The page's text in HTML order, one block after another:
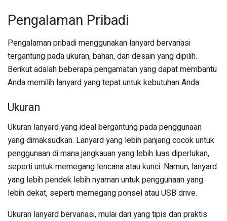
Pengalaman Pribadi
Pengalaman pribadi menggunakan lanyard bervariasi
tergantung pada ukuran, bahan, dan desain yang dipilih.
Berikut adalah beberapa pengamatan yang dapat membantu
Anda memilih lanyard yang tepat untuk kebutuhan Anda:
Ukuran
Ukuran lanyard yang ideal bergantung pada penggunaan
yang dimaksudkan. Lanyard yang lebih panjang cocok untuk
penggunaan di mana jangkauan yang lebih luas diperlukan,
seperti untuk memegang lencana atau kunci. Namun, lanyard
yang lebih pendek lebih nyaman untuk penggunaan yang
lebih dekat, seperti memegang ponsel atau USB drive.
Ukuran lanyard bervariasi, mulai dari yang tipis dan praktis